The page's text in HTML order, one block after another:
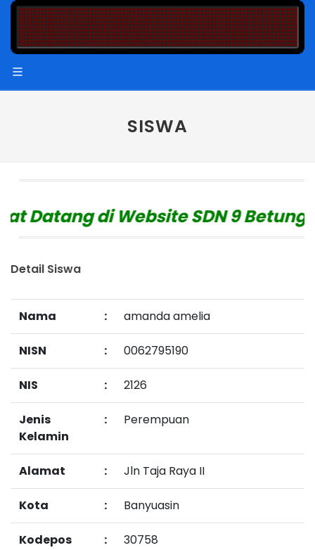
SISWA
Datang di Website SDN 9 Betung"
Detail Siswa
Nama : amanda amelia
NISN : 0062795190
NIS : 2126
Jenis
Kelamin
: Perempuan
Alamat : Jln Taja Raya II
Kota : Banyuasin
Kodepos : 30758